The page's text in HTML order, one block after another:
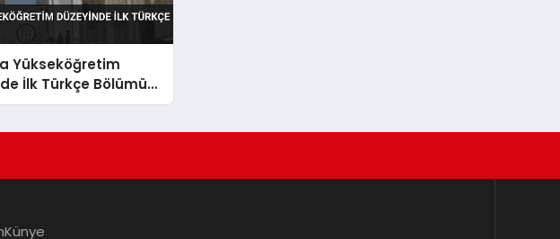
Yükseköğretim
İlk Türkçe Bölümü
Künye